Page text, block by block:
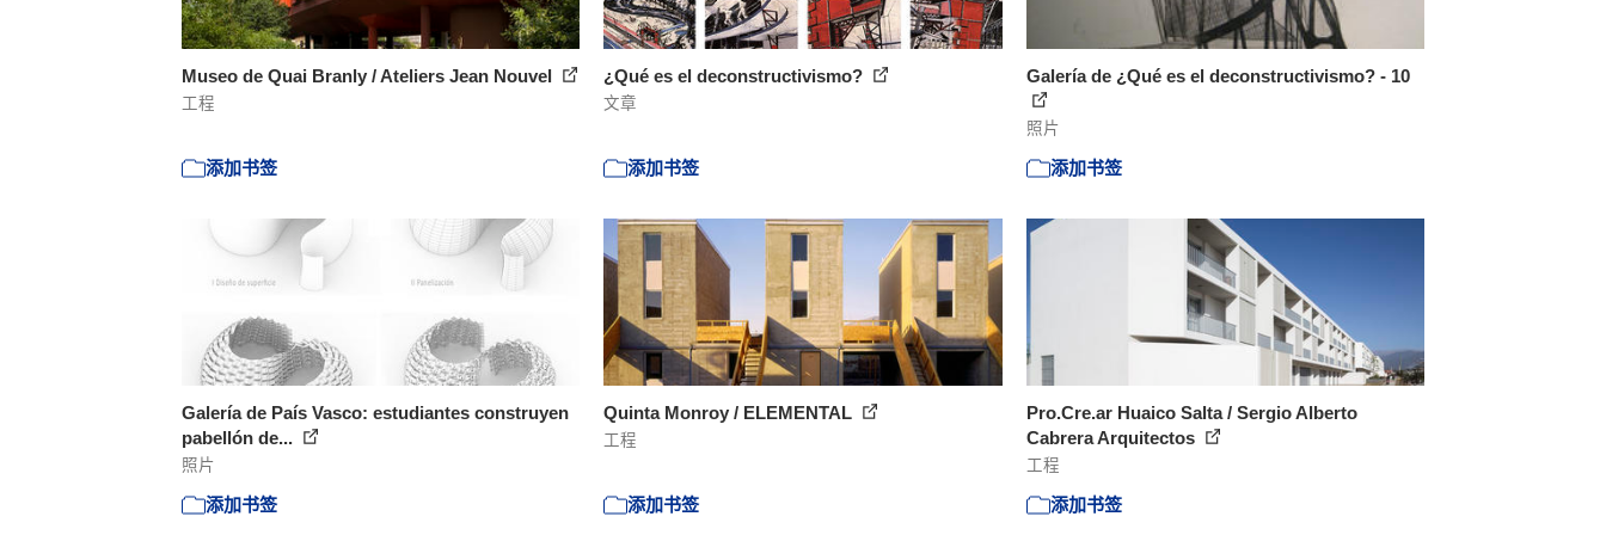
Museo de Quai Branly / Ateliers Jean Nouvel
工程
添加书签
¿Qué es el deconstructivismo?
文章
添加书签
Galería de ¿Qué es el deconstructivismo? - 10
照片
添加书签
Galería de País Vasco: estudiantes construyen
pabellón de...
照片
添加书签
Quinta Monroy / ELEMENTAL
工程
添加书签
Pro.Cre.ar Huaico Salta / Sergio Alberto
Cabrera Arquitectos
工程
添加书签